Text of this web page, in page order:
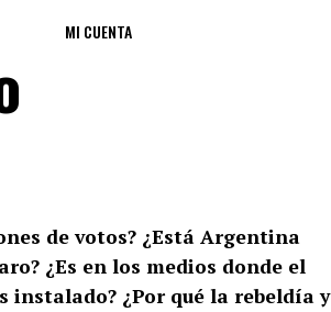
MI CUENTA
de votos? ¿Está Argentina
? ¿Es en los medios donde el
instalado? ¿Por qué la rebeldía y